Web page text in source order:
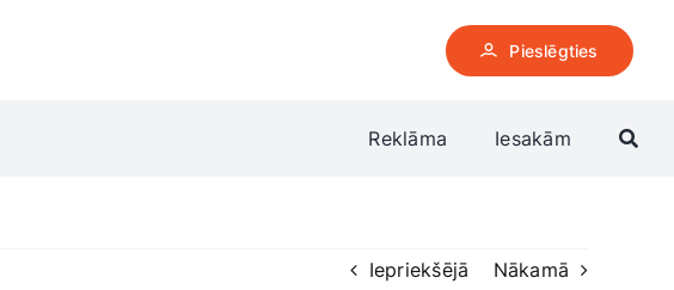
Pieslēgties
Reklāma Iesakām
Iepriekšējā Nākamā